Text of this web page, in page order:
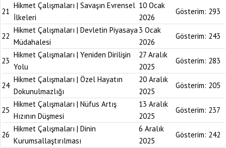
21
Hikmet Çalışmaları | Savaşın Evrensel
İlkeleri
10 Ocak
2026
Gösterim: 293
22
Hikmet Çalışmaları | Devletin Piyasaya
Müdahalesi
3 Ocak
2026
Gösterim: 243
23
Hikmet Çalışmaları | Yeniden Dirilişin
Yolu
27 Aralık
2025
Gösterim: 283
24
Hikmet Çalışmaları | Özel Hayatın
Dokunulmazlığı
20 Aralık
2025
Gösterim: 205
25
Hikmet Çalışmaları | Nüfus Artış
Hızının Düşmesi
13 Aralık
2025
Gösterim: 237
26
Hikmet Çalışmaları | Dinin
Kurumsallaştırılması
6 Aralık
2025
Gösterim: 242